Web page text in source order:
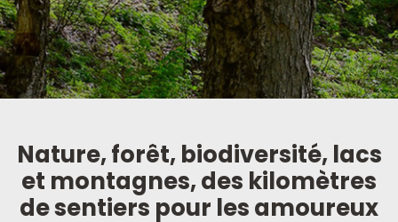
Nature, forêt, biodiversité, lacs
et montagnes, des kilomètres
de sentiers pour les amoureux